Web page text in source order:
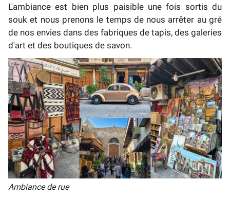
L'ambiance est bien plus paisible une fois sortis du
souk et nous prenons le temps de nous arrêter au gré
de nos envies dans des fabriques de tapis, des galeries
d'art et des boutiques de savon.
Ambiance de rue